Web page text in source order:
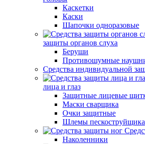
Каскетки
Каски
Шапочки одноразовые
защиты органов слуха
Беруши
Противошумные
Средства индивидуальной
лица и глаз
Защитные лицевые
Маски сварщика
Очки защитные
Шлемы пескоструйщика
Наколенники